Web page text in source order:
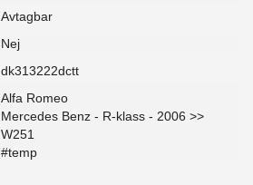
Avtagbar
Nej
dk313222dctt
Alfa Romeo
Mercedes Benz - R-klass - 2006 >>
W251
#temp